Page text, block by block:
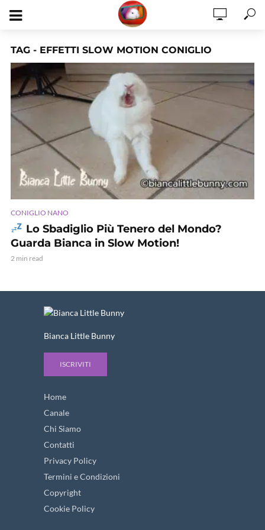
TAG - EFFETTI SLOW MOTION CONIGLIO
CONIGLIO NANO
Lo Sbadiglio Più Tenero del Mondo?
Guarda Bianca in Slow Motion!
2 min read
Bianca Little Bunny
ISCRIVITI
Home
Canale
Chi Siamo
Contatti
Privacy Policy
Termini e Condizioni
Copyright
Cookie Policy